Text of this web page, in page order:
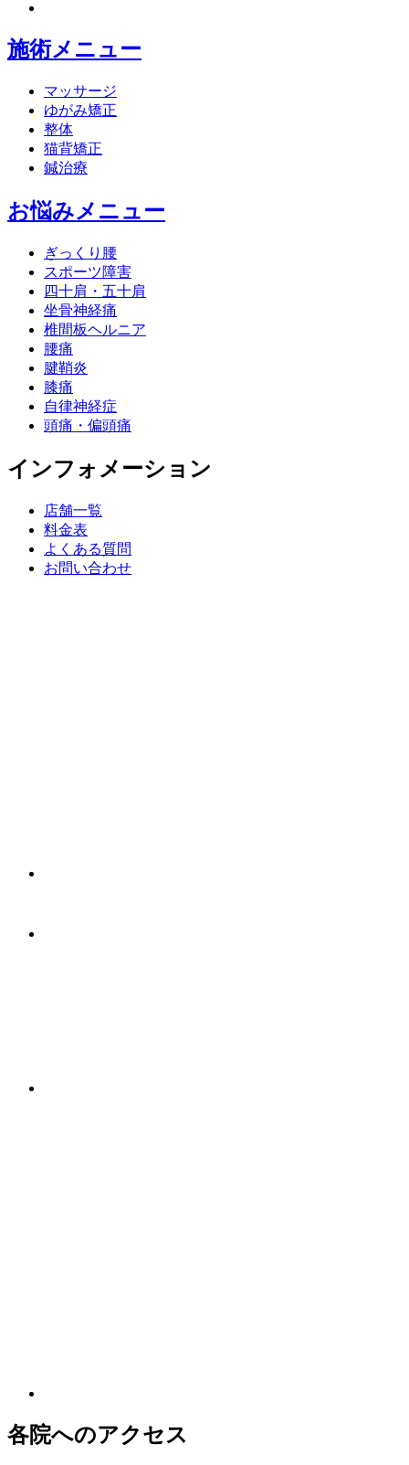
施術メニュー
マッサージ
ゆがみ矯正
整体
猫背矯正
鍼治療
お悩みメニュー
ぎっくり腰
スポーツ障害
四十肩・五十肩
坐骨神経痛
椎間板ヘルニア
腰痛
腱鞘炎
膝痛
自律神経症
頭痛・偏頭痛
インフォメーション
店舗一覧
料金表
よくある質問
お問い合わせ
各院へのアクセス